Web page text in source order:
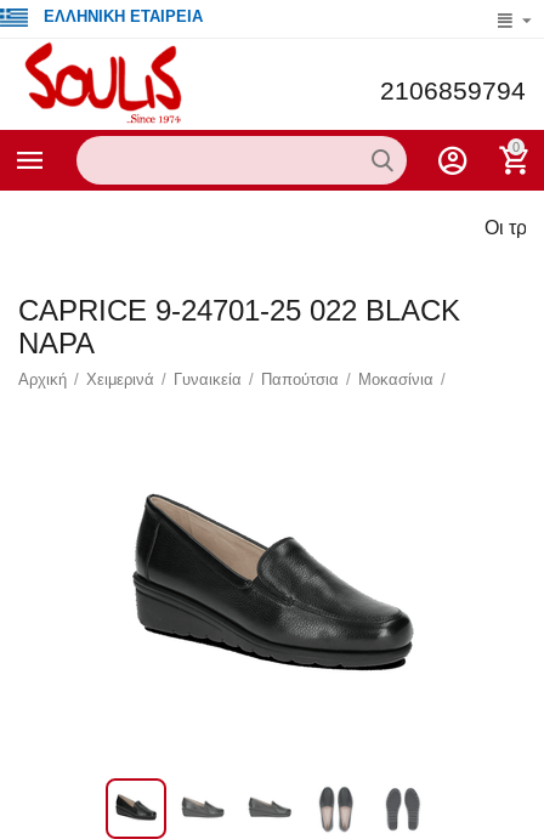
ΕΛΛΗΝΙΚΗ ΕΤΑΙΡΕΙΑ
2106859794
0
Οι τρέχουσες
CAPRICE 9-24701-25 022 BLACK
NAPA
Αρχική / Χειμερινά / Γυναικεία / Παπούτσια / Μοκασίνια /